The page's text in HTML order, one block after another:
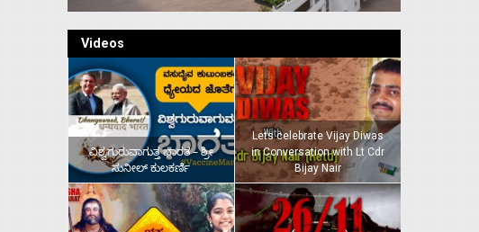
Videos
ವಿಶ್ವಗುರುವಾಗುತ್ತ ಭಾರತ – ಶ್ರೀ
ಸುನೀಲ್‌ ಕುಲಕರ್ಣಿ
Lets celebrate Vijay Diwas
in Conversation with Lt Cdr
Bijay Nair